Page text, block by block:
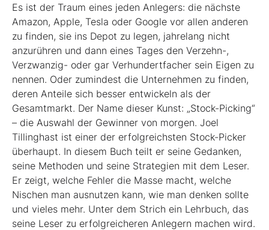
Es ist der Traum eines jeden Anlegers: die nächste
Amazon, Apple, Tesla oder Google vor allen anderen
zu finden, sie ins Depot zu legen, jahrelang nicht
anzurühren und dann eines Tages den Verzehn-,
Verzwanzig- oder gar Verhundertfacher sein Eigen zu
nennen. Oder zumindest die Unternehmen zu finden,
deren Anteile sich besser entwickeln als der
Gesamtmarkt. Der Name dieser Kunst: „Stock-Picking“
– die Auswahl der Gewinner von morgen. Joel
Tillinghast ist einer der erfolgreichsten Stock-Picker
überhaupt. In diesem Buch teilt er seine Gedanken,
seine Methoden und seine Strategien mit dem Leser.
Er zeigt, welche Fehler die Masse macht, welche
Nischen man ausnutzen kann, wie man denken sollte
und vieles mehr. Unter dem Strich ein Lehrbuch, das
seine Leser zu erfolgreicheren Anlegern machen wird.